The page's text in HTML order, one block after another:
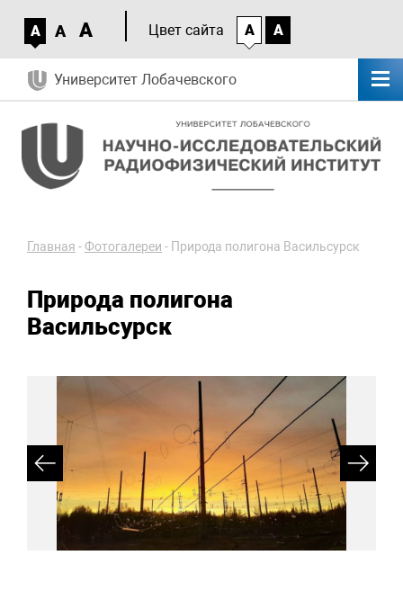
A A A Цвет сайта A A
Университет Лобачевского
Главная -Фотогалереи - Природа полигона Васильсурск
Природа полигона
Васильсурск